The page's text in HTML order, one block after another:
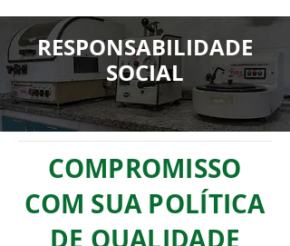
RESPONSABILIDADE
SOCIAL
COMPROMISSO
COM SUA POLÍTICA